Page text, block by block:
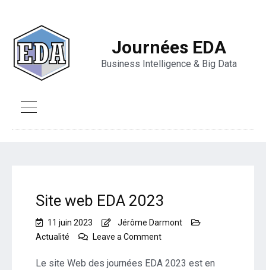
Journées EDA
Business Intelligence & Big Data
Site web EDA 2023
11 juin 2023
Jérôme Darmont
Actualité
Leave a Commenton
web
Le site Web des journées EDA 2023 est en